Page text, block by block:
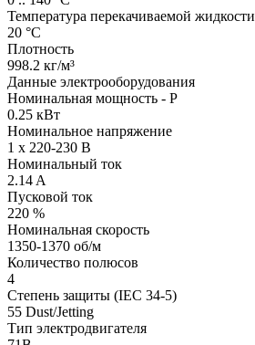
Температура перекачиваемой жидкости
20 °C
Плотность
998.2 кг/м³
Данные электрооборудования
Номинальная мощность - P
0.25 кВт
Номинальное напряжение
1 x 220-230 В
Номинальный ток
2.14 A
Пусковой ток
220 %
Номинальная скорость
1350-1370 об/м
Количество полюсов
4
Степень защиты (IEC 34-5)
55 Dust/Jetting
Тип электродвигателя